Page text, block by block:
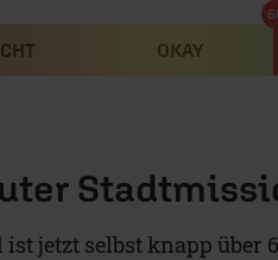
OKAY
ist jetzt selbst knapp über